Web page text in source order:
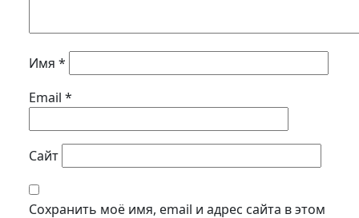
Имя *
Email *
Сайт
Сохранить моё имя, email и адрес сайта в этом